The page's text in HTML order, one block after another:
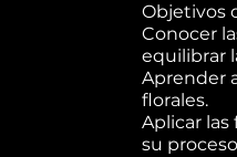
Objetivos
Conocer
equilibrar
Aprender
florales.
Aplicar las
su